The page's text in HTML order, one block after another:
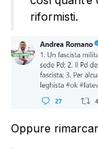
riformisti.
Oppure